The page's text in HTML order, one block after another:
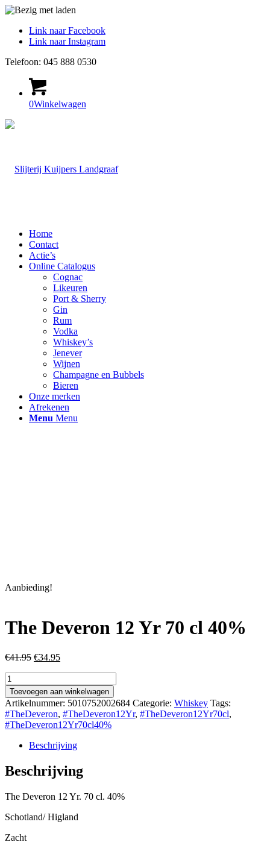
Link naar Facebook
Link naar Instagram
Telefoon: 045 888 0530
0Winkelwagen
Home
Contact
Actie’s
Online Catalogus
Cognac
Likeuren
Port & Sherry
Gin
Rum
Vodka
Whiskey’s
Jenever
Wijnen
Champagne en Bubbels
Bieren
Onze merken
Afrekenen
Menu Menu
Aanbieding!
The Deveron 12 Yr 70 cl 40%
€41.95 Oorspronkelijke
€41.95.
€34.95Huidige
€34.95.
The
Deveron
12
Yr
70
cl
40%
Toevoegen aan winkelwagen
Artikelnummer: 5010752002684 Categorie: Whiskey Tags:
#TheDeveron, #TheDeveron12Yr, #TheDeveron12Yr70cl,
#TheDeveron12Yr70cl40%
Beschrijving
Beschrijving
The Deveron 12 Yr. 70 cl. 40%
Schotland/ Higland
Zacht